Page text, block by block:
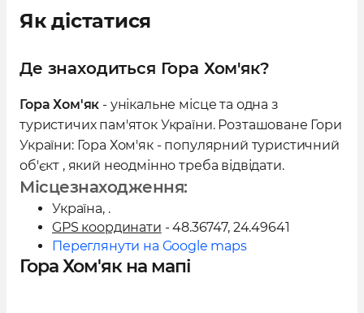
дахоподібна. Гора складається з пісковиків і
притоки річок басейну Пруту. Північний
південний - Прутця Яблуницького. В
верхній частині гори можна побачити
кам'яні розсипища та осипища, далі
розташовані полонини і криволісся.
Середня та нижня частини схилів гори
покриті мішаним і хвойним лісом. На
північно-східних схилах гори починається
потік Роскульський.
Як дістатися
Де знаходиться Гора Хом'як?
Гора Хом'як - унікальне місце та одна з
туристичих пам'яток України. Розташоване Гори
України: Гора Хом'як - популярний туристичний
об'єкт , який неодмінно треба відвідати.
Місцезнаходження:
Україна, .
GPS координати - 48.36747, 24.49641
Переглянути на Google maps
Гора Хом'як на мапі